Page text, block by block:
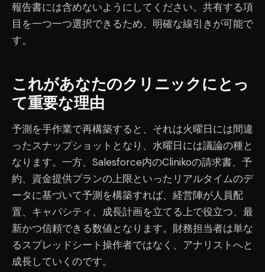
報告書には含めないようにしてください。共有する項
目を一つ一つ選択できるため、明確な線引きが可能で
す。
これがあなたのクリニックにとっ
て重要な理由
予測を手作業で再構築すると、それは火曜日には間違
ったスナップショットとなり、水曜日には議論の種と
なります。一方、Salesforce内のClinikoの請求書、予
約、資金提供プランの上限といったリアルタイムのデ
ータに基づいて予測を構築すれば、経営陣が人員配
置、キャパシティ、成長計画を立てる上で役立つ、最
新かつ信頼できる数値となります。財務担当者は単な
るスプレッドシート操作者ではなく、アナリストへと
成長していくのです。